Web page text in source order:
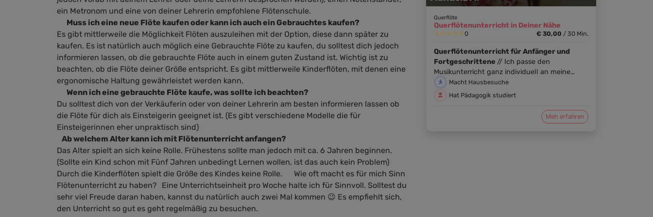
Publikationen
veröffentlicht.Querflöte spielen
ist ein Privileg und es macht
große Spaß.
Persönlichkeit weiterentwickeln
können. Mir sind die folgende
Aspekte in einem Unterricht
wichtig: • Entwicklung des
Klangs beim Instrument; •
Emotionen durch Musik
ausdrücken; •
Körperwahrnehmung bzw.
Körperbewusstsein entwickeln; •
Rhythmus und Metrum schulen
(z.B. mit Bodypercussion); •
Erziehung zum aktiven und
Tonvorstellung (mit der Hilfe der
Solmisation); • Optimale und
gesunde Haltung fördern; • An
den flötistischen Grundlagen
Ansatz, Tonbildung, Artikulation,
Fingertechnik, Koordination,
Stütze) arbeiten; •
ein Metronom und eine von deiner Lehrerin empfohlene Flötenschule.
Muss ich eine neue Flöte kaufen oder kann ich auch ein Gebrauchtes kaufen?
Es gibt mittlerweile die Möglichkeit Flöten auszuleihen mit der Option, diese dann später zu
kaufen. Es ist natürlich auch möglich eine Gebrauchte Flöte zu kaufen, du solltest dich jedoch
informieren lassen, ob die gebrauchte Flöte auch in einem guten Zustand ist. Wichtig ist zu
beachten, ob die Flöte deiner Größe entspricht. Es gibt mittlerweile Kinderflöten, mit denen eine
ergonomische Haltung gewährleistet werden kann.
Wenn ich eine gebrauchte Flöte kaufe, was sollte ich beachten?
Du solltest dich von der Verkäuferin oder von deiner Lehrerin am besten informieren lassen ob
die Flöte für dich als Einsteigerin geeignet ist. (Es gibt verschiedene Modelle die für
Einsteigerinnen eher unpraktisch sind)
Ab welchem Alter kann ich mit Flötenunterricht anfangen?
Das Alter spielt an sich keine Rolle. Frühestens sollte man jedoch mit ca. 6 Jahren beginnen.
(Sollte ein Kind schon mit Fünf Jahren unbedingt Lernen wollen, ist das auch kein Problem)
Durch die Kinderflöten spielt die Größe des Kindes keine Rolle. Wie oft macht es für mich Sinn
Flötenunterricht zu haben? Eine Unterrichtseinheit pro Woche halte ich für Sinnvoll. Solltest du
sehr viel Freude daran haben, kannst du natürlich auch zwei Mal kommen 😉 Es empfiehlt sich,
den Unterricht so gut es geht regelmäßig zu besuchen.
Querflöte
Querflötenunterricht in Deiner Nähe
0 € 30,00 / 30 Min.
Querflötenunterricht für Anfänger und
Fortgeschrittene // Ich passe den
Musikunterricht ganz individuell an meine
Schülerinnen an. Ob Pop oder Klassik, ob Jung
oder Älter, ob Anfänger oder Fortgeschritten..
Willkommen! Durch meine mehrjährige
Erfahrung in der Musikpädagogik, meinen 3
Macht Hausbesuche
Hat Pädagogik studiert
Meh erfahren